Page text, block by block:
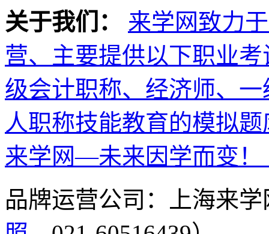
关于我们：
来学网致力
营、主要提供以下职业
级会计职称、经济师、
人职称技能教育的模拟
来学网—未来因学而变！
品牌运营公司：上海来